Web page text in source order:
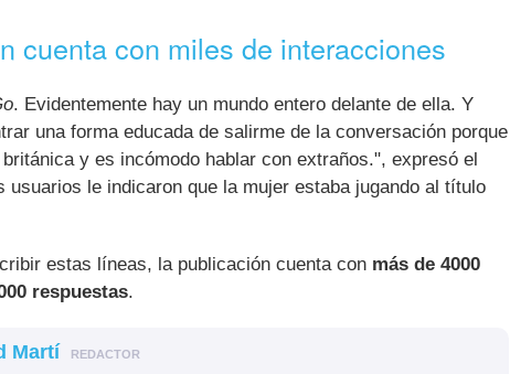
cuenta con miles de interacciones
. Evidentemente hay un mundo entero delante de ella. Y
una forma educada de salirme de la conversación porque
y es incómodo hablar con extraños.", expresó el
usuarios le indicaron que la mujer estaba jugando al título
estas líneas, la publicación cuenta con más de 4000
respuestas.
Martí REDACTOR